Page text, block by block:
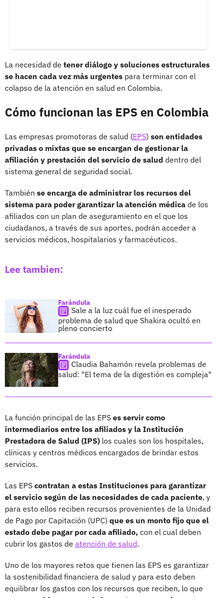
La necesidad de tener diálogo y soluciones estructurales
se hacen cada vez más urgentes para terminar con el
colapso de la atención en salud en Colombia.
Cómo funcionan las EPS en Colombia
Las empresas promotoras de salud (EPS) son entidades
privadas o mixtas que se encargan de gestionar la
afiliación y prestación del servicio de salud dentro del
sistema general de seguridad social.
También se encarga de administrar los recursos del
sistema para poder garantizar la atención médica de los
afiliados con un plan de aseguramiento en el que los
ciudadanos, a través de sus aportes, podrán acceder a
servicios médicos, hospitalarios y farmacéuticos.
Lee tambien:
Farándula
Sale a la luz cuál fue el inesperado
problema de salud que Shakira ocultó en
pleno concierto
Farándula
Claudia Bahamón revela problemas de
salud: "El tema de la digestión es compleja"
La función principal de las EPS es servir como
intermediarios entre los afiliados y la Institución
Prestadora de Salud (IPS) los cuales son los hospitales,
clínicas y centros médicos encargados de brindar estos
servicios.
Las EPS contratan a estas Instituciones para garantizar
el servicio según de las necesidades de cada paciente, y
para esto ellos reciben recursos provenientes de la Unidad
de Pago por Capitación (UPC) que es un monto fijo que el
estado debe pagar por cada afiliado, con el cual deben
cubrir los gastos de atención de salud.
Uno de los mayores retos que tienen las EPS es garantizar
la sostenibilidad financiera de salud y para esto deben
equilibrar los gastos con los recursos que reciben, lo que